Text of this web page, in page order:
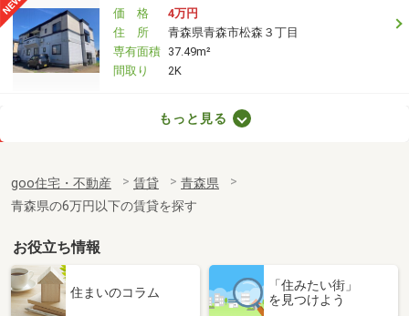
価 格
4万円
住 所
青森県青森市松森３丁目
専有面積 37.49m²
間取り
2K
青森県八戸市小中野３丁目
専有面積
60.19m²
間取り
2LDK
青森県青森市西大野１丁目
価 格
青森県青森市西大野１丁目
もっと見る
goo住宅・不動産 賃貸
青森県
青森県の6万円以下の賃貸を探す
お役立ち情報
住まいのコラム
「住みたい街」
を見つけよう